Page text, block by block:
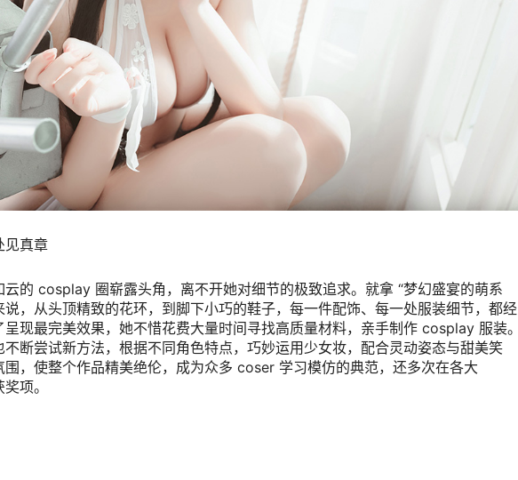
云的 cosplay 圈崭露头角，离不开她对细节的极致追求。就拿 “梦幻盛宴的萌系
，从头顶精致的花环，到脚下小巧的鞋子，每一件配饰、每一处服装细节，都经
现最完美效果，她不惜花费大量时间寻找高质量材料，亲手制作 cosplay 服装。
断尝试新方法，根据不同角色特点，巧妙运用少女妆，配合灵动姿态与甜美笑
，使整个作品精美绝伦，成为众多 coser 学习模仿的典范，还多次在各大